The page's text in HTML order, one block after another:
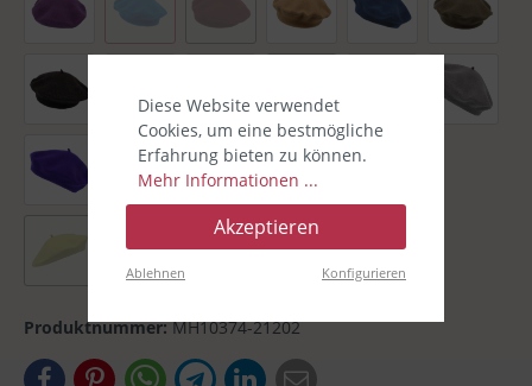
Produktnummer:MH10374-21202
Diese Website verwendet
Cookies, um eine bestmögliche
Erfahrung bieten zu können.
Mehr Informationen ...
Akzeptieren
Ablehnen Konfigurieren